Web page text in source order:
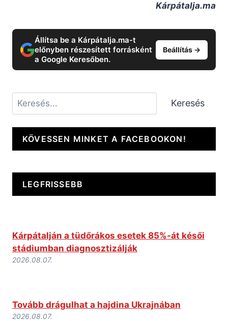
Kárpátalja.ma
Állítsa be a Kárpátalja.ma-t
előnyben részesített forrásként
a Google Keresőben.
Beállítás →
Keresés Keresés
KÖVESSEN MINKET A FACEBOOKON!
LEGFRISSEBB
Kárpátalján a tüdőrákos esetek 85%-át késői
stádiumban diagnosztizálják
2026.08.07.
Tovább drágulhat a hajdina Ukrajnában
2026.08.07.